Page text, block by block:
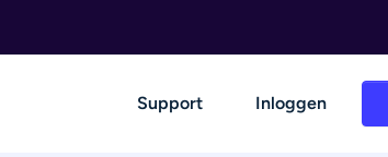
Support Inloggen